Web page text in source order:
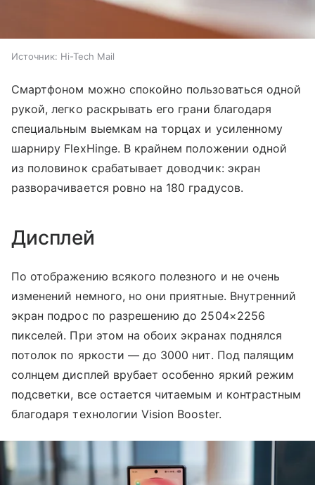
Источник: Hi-Tech Mail
Смартфоном можно спокойно пользоваться одной
рукой, легко раскрывать его грани благодаря
специальным выемкам на торцах и усиленному
шарниру FlexHinge. В крайнем положении одной
из половинок срабатывает доводчик: экран
разворачивается ровно на 180 градусов.
Дисплей
По отображению всякого полезного и не очень
изменений немного, но они приятные. Внутренний
экран подрос по разрешению до 2504×2256
пикселей. При этом на обоих экранах поднялся
потолок по яркости — до 3000 нит. Под палящим
солнцем дисплей врубает особенно яркий режим
подсветки, все остается читаемым и контрастным
благодаря технологии Vision Booster.